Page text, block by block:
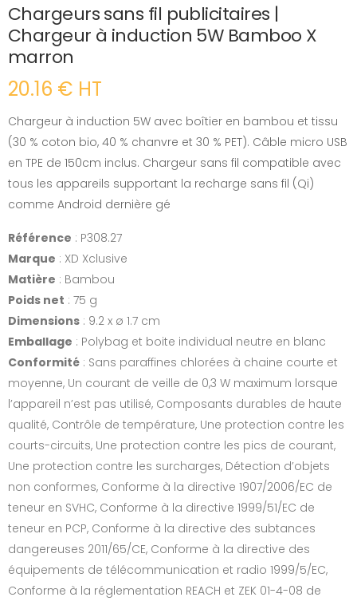
Chargeurs sans fil publicitaires |
Chargeur à induction 5W Bamboo X
marron
20.16 € HT
Chargeur à induction 5W avec boîtier en bambou et tissu
(30 % coton bio, 40 % chanvre et 30 % PET). Câble micro USB
en TPE de 150cm inclus. Chargeur sans fil compatible avec
tous les appareils supportant la recharge sans fil (Qi)
comme Android dernière gé
Référence : P308.27
Marque : XD Xclusive
Matière : Bambou
Poids net : 75 g
Dimensions : 9.2 x ø 1.7 cm
Emballage : Polybag et boite individual neutre en blanc
Conformité : Sans paraffines chlorées à chaine courte et
moyenne, Un courant de veille de 0,3 W maximum lorsque
l’appareil n’est pas utilisé, Composants durables de haute
qualité, Contrôle de température, Une protection contre les
courts-circuits, Une protection contre les pics de courant,
Une protection contre les surcharges, Détection d’objets
non conformes, Conforme à la directive 1907/2006/EC de
teneur en SVHC, Conforme à la directive 1999/51/EC de
teneur en PCP, Conforme à la directive des subtances
dangereuses 2011/65/CE, Conforme à la directive des
équipements de télécommunication et radio 1999/5/EC,
Conforme à la réglementation REACH et ZEK 01-4-08 de